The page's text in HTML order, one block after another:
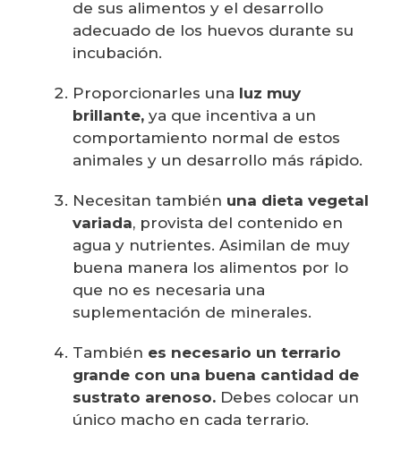
de sus alimentos y el desarrollo
adecuado de los huevos durante su
incubación.
Proporcionarles una luz muy
brillante, ya que incentiva a un
comportamiento normal de estos
animales y un desarrollo más rápido.
Necesitan también una dieta vegetal
variada, provista del contenido en
agua y nutrientes. Asimilan de muy
buena manera los alimentos por lo
que no es necesaria una
suplementación de minerales.
También es necesario un terrario
grande con una buena cantidad de
sustrato arenoso. Debes colocar un
único macho en cada terrario.